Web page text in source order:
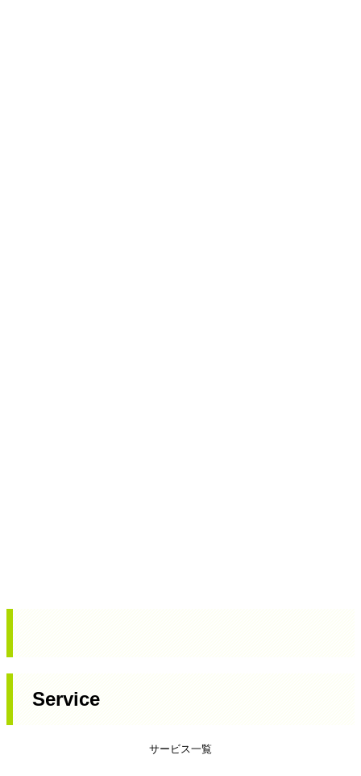
Service
サービス一覧